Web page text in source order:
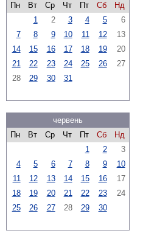
Пн
Вт Ср Чт Пт Сб
Нд
1
2 3 4 5
6
7
8 9 10 11 12
13
14
15 16 17 18 19
20
21
22 23 24 25 26
27
28
29 30 31
червень
Пн
Вт Ср Чт Пт Сб
Нд
1
2
3
4
5 6 7 8 9
10
11
12 13 14 15 16
17
18
19 20 21 22 23
24
25
26 27 28 29 30